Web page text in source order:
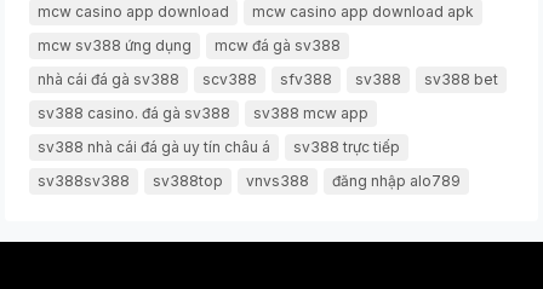
mcw casino app download
mcw casino app download apk
mcw sv388 ứng dụng
mcw đá gà sv388
nhà cái đá gà sv388
scv388 sfv388 sv388
sv388 bet
sv388 casino. đá gà sv388
sv388 mcw app
sv388 nhà cái đá gà uy tín châu á
sv388 trực tiếp
sv388sv388
sv388top vnvs388 đăng nhập alo789